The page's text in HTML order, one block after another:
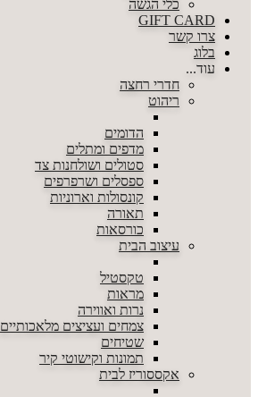
כלי הגשה
GIFT CARD
צרו קשר
בלוג
עוד...
חדרי רחצה
ריהוט
הדומים
מדפים ומתלים
סטולים ושולחנות צד
ספסלים ושרפרפים
קונסולות וארוניות
תאורה
כורסאות
עיצוב הבית
טקסטיל
מראות
נרות ואווירה
צמחים ועציצים מלאכותיים
שטיחים
תמונות וקישוטי קיר
אקססוריז לבית